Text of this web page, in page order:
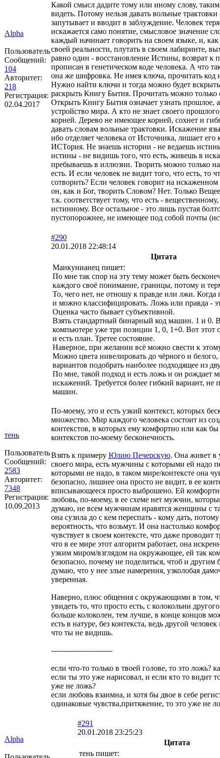
Alpha
Пользователь
Сообщений:
104
Авторитет:
218
Регистрация:
02.04.2017
Какой смысл дадите тому или иному слову,
видеть. Потому нельзя давать вольные трактовки
запутывает и вводит в заблуждение. Человек
искажается само понятие, смысловое значение
каждый начинает говорить на своем языке, и,
своей реальности, плутать в своем лабиринте,
равно один - восстановление Истины, возврат к
прописан в генетическом коде человека. А что
она же шифровка. Не имея ключа, прочитать код
Нужно найти ключи и тогда можно будет
раскрыть Книгу Бытия. Прочитать можно только
Открыть Книгу Бытия означает узнать прошлое, а
устройство мира. А кто не знает своего
корней. Дерево не имеющее корней, сохнет и
давать словам вольные трактовки. Искажение
ибо отделяет человека от Источника, лишает
ИСТория. Не знаешь истории - не ведаешь
истины - не видишь того, что есть, живешь в
пребываешь в иллюзии. Творить можно только на
есть. И если человек не видит того, что есть, то
сотворить? Если человек говорит на
он, как и Бог, творить Словом? Нет. Только
т.к. соответствует тому, что есть -
истинному. Все остальное - это лишь пустая
пустопорожнее, не имеющее под собой почты
тень
Пользователь
Сообщений:
2583
Авторитет:
7348
Регистрация:
10.09.2013
#290
20.01.2018 22:48:14
Цитата
Манкунианец пишет:
По мне так спор на эту тему может быть
каждого своё понимание, границы, потому и
То, чего нет, не отношу к правде или лжи. Когда
и можно классифицировать. Ложь или правда -
Оценка часто бывает субъективной.
Взять стандартный бинарный код машин. 1 и 0.
компьютере уже три позиции 1, 0, 1+0. Вот этот
и есть план. Третее состояние.
Наверное, при желании всё можно свести к
Можно цвета нивелировать до чёрного и белого,
вариантов подобрать наиболее подходящее из
По мне, такой подход и есть ложь и он рождает
искажений. Требуется более гибкий вариант, не
машин.
По-моему, это и есть узкий контекст, которых
множество. Мир каждого человека состоит из
контекстов, в которых ему комфортно или как бы
контекстов по-моему бесконечность.
Взять к примеру Юлию Печерскую. Она живет в
своего мира, есть мужчины с которыми ей надо
которыми не надо, в таком мире/контексте она
безопасно, лишнее она просто не видит, в ее
вписывающееся просто выброшено. Ей
любовь, по-моему, в ее схеме нет мужчин,
думаю, не всем мужчинам нравятся женщины с
она сузила до с кем переспать - кому дать,
вероятность, что возьмут. И она настолько
чувствует в своем контексте, что даже проводит
что в ее мире этот алгоритм работает, она
узким миром/взглядом на окружающее, ей так
безопасно, почему не поделиться, чтоб и другим
думаю, что у нее злые намерения, узколобая
уверенная.
Наверно, плюс общения с окружающими в том,
увидеть то, что просто есть, с колокольни
больше колоколен, тем лучше, в конце концов
есть в натуре, без контекста, ведь другой
что ты не видишь.
-------------------------
если что-то только в твоей голове, то это ложь?
если ты это уже нарисовал, и если кто то видит
уже не ложь?
если любовь взаимна, и хотя бы двое в себе
одинаковые чувства,притяжение, то это уже не
Alpha
#291
20.01.2018 23:25:23
Цитата
тень пишет: